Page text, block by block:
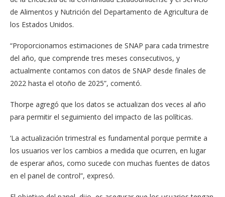
de Alimentos y Nutrición del Departamento de Agricultura de
los Estados Unidos.
“Proporcionamos estimaciones de SNAP para cada trimestre
del año, que comprende tres meses consecutivos, y
actualmente contamos con datos de SNAP desde finales de
2022 hasta el otoño de 2025”, comentó.
Thorpe agregó que los datos se actualizan dos veces al año
para permitir el seguimiento del impacto de las políticas.
‘La actualización trimestral es fundamental porque permite a
los usuarios ver los cambios a medida que ocurren, en lugar
de esperar años, como sucede con muchas fuentes de datos
en el panel de control”, expresó.